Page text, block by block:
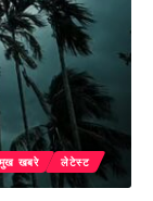
खबरे
लेटेस्ट